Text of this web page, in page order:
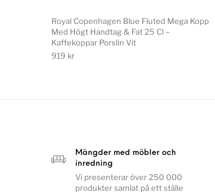
Royal Copenhagen Blue Fluted Mega Kopp
Med Högt Handtag & Fat 25 Cl –
Kaffekoppar Porslin Vit
919 kr
Mängder med möbler och
inredning
Vi presenterar över 250 000
produkter samlat på ett ställe